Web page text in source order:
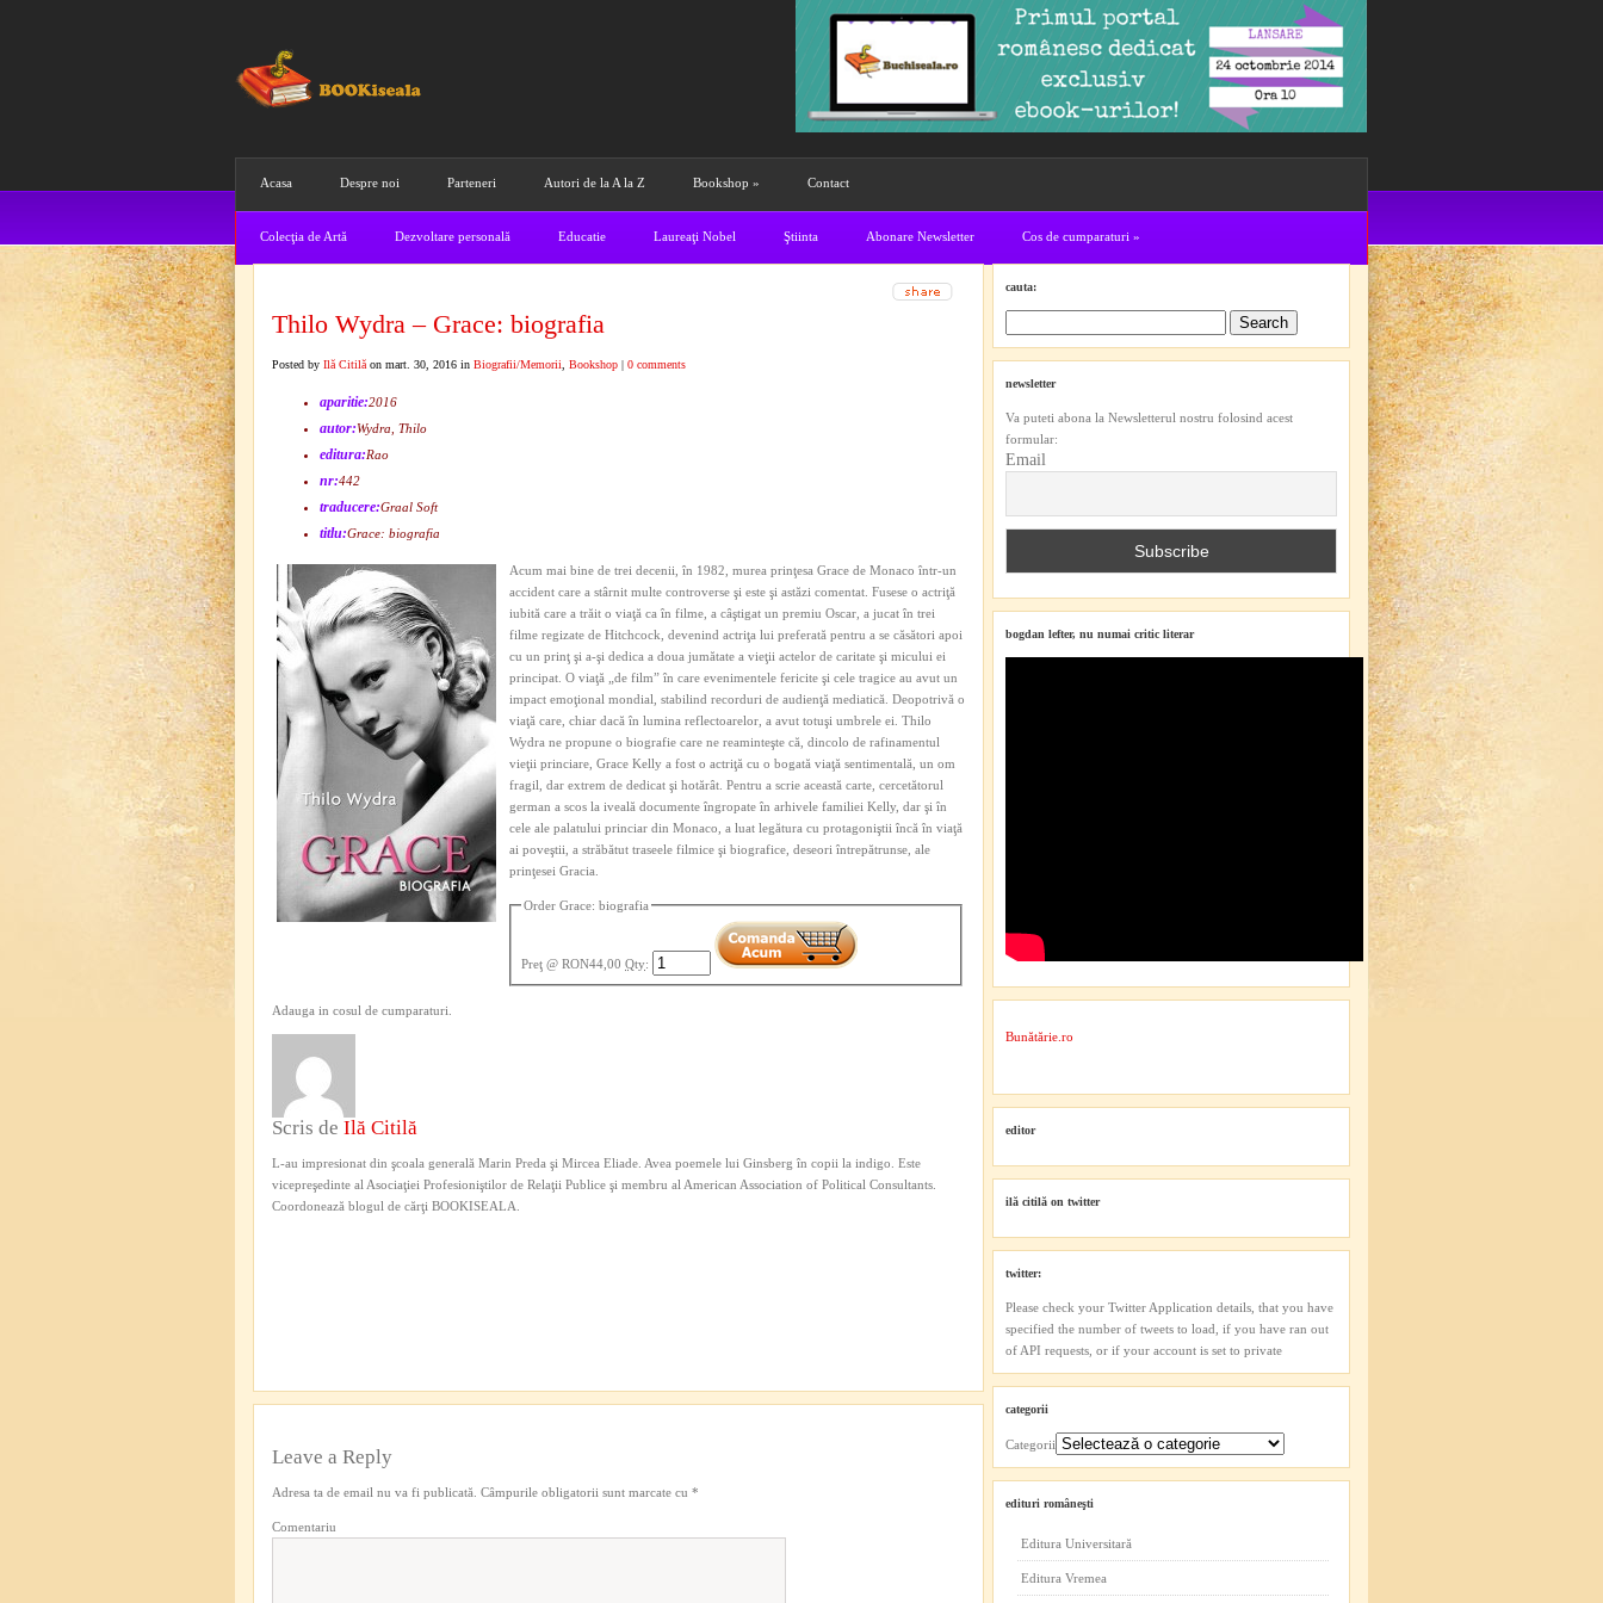
Acasa Despre noi Parteneri Autori de la A la Z Bookshop » Contact
Colecţia de Artă Dezvoltare personală Educatie Laureaţi Nobel Ştiinta Abonare Newsletter Cos de cumparaturi »
Thilo Wydra – Grace: biografia
Posted by Ilă Citilă on mart. 30, 2016 in Biografii/Memorii Bookshop | 0 comments
aparitie:2016
autor:Wydra, Thilo
editura:Rao
nr:442
traducere:Graal Soft
titlu:Grace: biografia
Acum mai bine de trei decenii, în 1982, murea prinţesa Grace de Monaco într-un
accident care a stârnit multe controverse şi este şi astăzi comentat. Fusese o actriţă
iubită care a trăit o viaţă ca în filme, a câştigat un premiu Oscar, a jucat în trei
filme regizate de Hitchcock, devenind actriţa lui preferată pentru a se căsători apoi
cu un prinţ şi a-şi dedica a doua jumătate a vieţii actelor de caritate şi micului ei
principat. O viaţă „de film” în care evenimentele fericite şi cele tragice au avut un
impact emoţional mondial, stabilind recorduri de audienţă mediatică. Deopotrivă o
viaţă care, chiar dacă în lumina reflectoarelor, a avut totuşi umbrele ei. Thilo
Wydra ne propune o biografie care ne reaminteşte că, dincolo de rafinamentul
vieţii princiare, Grace Kelly a fost o actriţă cu o bogată viaţă sentimentală, un om
fragil, dar extrem de dedicat şi hotărât. Pentru a scrie această carte, cercetătorul
german a scos la iveală documente îngropate în arhivele familiei Kelly, dar şi în
cele ale palatului princiar din Monaco, a luat legătura cu protagoniştii încă în viaţă
ai poveştii, a străbătut traseele filmice şi biografice, deseori întrepătrunse, ale
prinţesei Gracia.
Order Grace: biografia
Preţ @ RON44,00 Qty:
Adauga in cosul de cumparaturi.
Scris de Ilă Citilă
L-au impresionat din şcoala generală Marin Preda şi Mircea Eliade. Avea poemele lui Ginsberg în copii la indigo. Este
vicepreşedinte al Asociaţiei Profesioniştilor de Relaţii Publice şi membru al American Association of Political Consultants.
Coordonează blogul de cărţi BOOKISEALA.
Leave a Reply
Adresa ta de email nu va fi publicată. Câmpurile obligatorii sunt marcate cu *
Comentariu
cauta:
newsletter
Va puteti abona la Newsletterul nostru folosind acest
formular:
Email
bogdan lefter, nu numai critic literar
Bunătărie.ro
editor
ilă citilă on twitter
twitter:
Please check your Twitter Application details, that you have
specified the number of tweets to load, if you have ran out
of API requests, or if your account is set to private
categorii
Categorii
edituri româneşti
Editura Universitară
Editura Vremea